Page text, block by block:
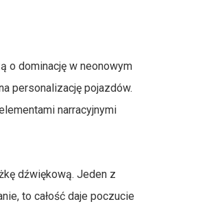
o dominację w neonowym
personalizację pojazdów.
narracyjnymi
dźwiękową. Jeden z
to całość daje poczucie